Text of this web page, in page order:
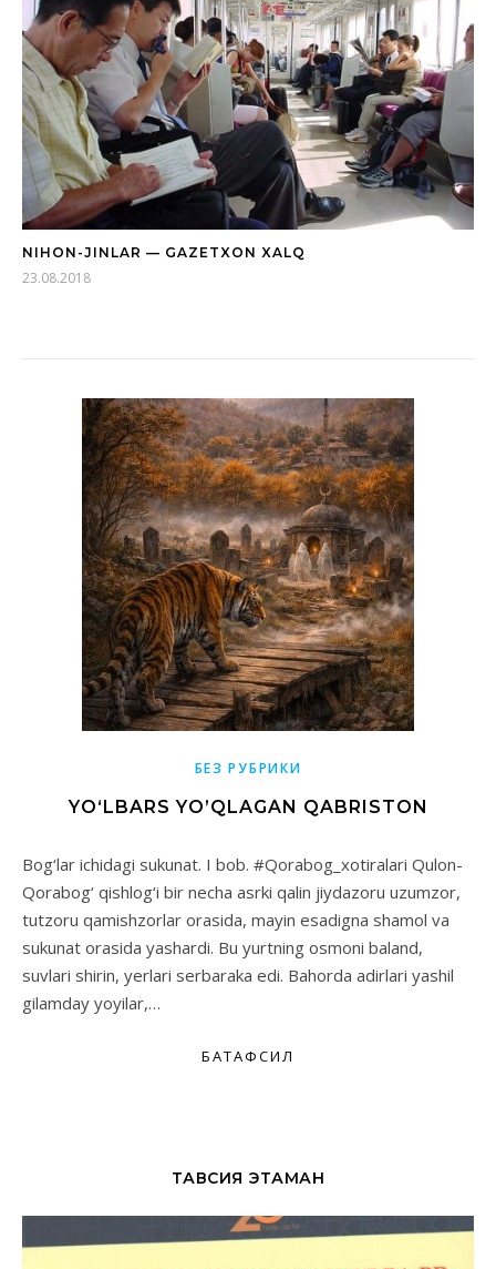
NIHON-JINLAR — GAZETXON XALQ
23.08.2018
БЕЗ РУБРИКИ
YO‘LBARS YO’QLAGAN QABRISTON
Bog‘lar ichidagi sukunat. I bob. #Qorabog_xotiralari Qulon-
Qorabog‘ qishlog‘i bir necha asrki qalin jiydazoru uzumzor,
tutzoru qamishzorlar orasida, mayin esadigna shamol va
sukunat orasida yashardi. Bu yurtning osmoni baland,
suvlari shirin, yerlari serbaraka edi. Bahorda adirlari yashil
gilamday yoyilar,…
БАТАФСИЛ
ТАВСИЯ ЭТАМАН